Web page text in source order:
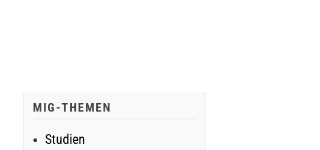
MIG-THEMEN
Studien